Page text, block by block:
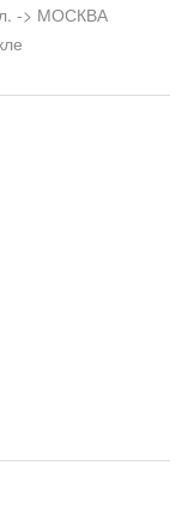
-> МОСКВА